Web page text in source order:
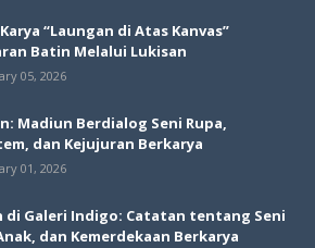
“Laungan di Atas Kanvas”
Batin Melalui Lukisan
05, 2026
Madiun Berdialog Seni Rupa,
dan Kejujuran Berkarya
01, 2026
di Galeri Indigo: Catatan tentang Seni
dan Kemerdekaan Berkarya